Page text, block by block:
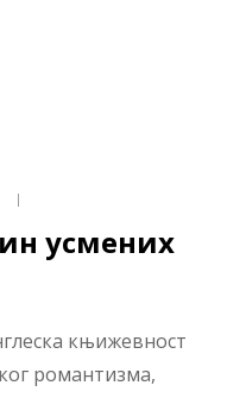
|
усмених
књижевност
романтизма,